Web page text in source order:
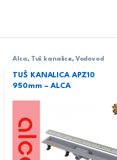
Alca, Tuš kanalice, Vodovod
TUŠ KANALICA APZ10
950mm – ALCA